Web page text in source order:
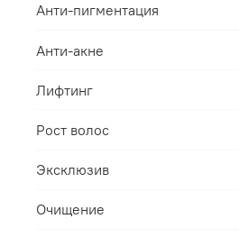
Анти-пигментация
Анти-акне
Лифтинг
Рост волос
Эксклюзив
Очищение